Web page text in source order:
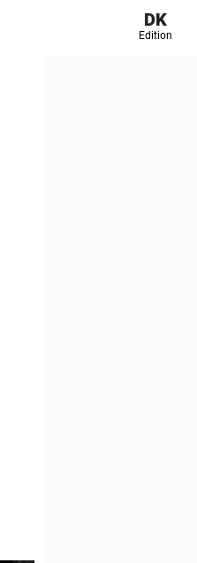
DK
Edition